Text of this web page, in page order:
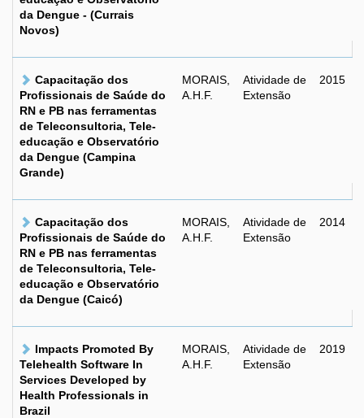
da Dengue - (Currais
Novos)
Capacitação dos
Profissionais de Saúde do
RN e PB nas ferramentas
de Teleconsultoria, Tele-
educação e Observatório
da Dengue (Campina
Grande)
MORAIS,
A.H.F.
Atividade de
Extensão
2015
Capacitação dos
Profissionais de Saúde do
RN e PB nas ferramentas
de Teleconsultoria, Tele-
educação e Observatório
da Dengue (Caicó)
MORAIS,
A.H.F.
Atividade de
Extensão
2014
Impacts Promoted By
Telehealth Software In
Services Developed by
Health Professionals in
Brazil
MORAIS,
A.H.F.
Atividade de
Extensão
2019